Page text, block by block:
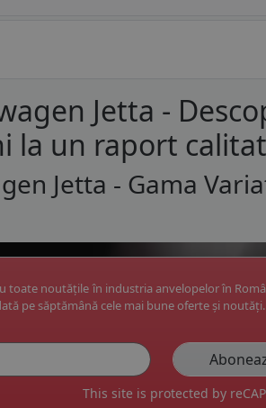
Jetta -
la un raport
Jetta - Gama
toate noutățile în industria anvelopelor în
pe săptămână cele mai bune oferte și noutăți.
This site is protected by